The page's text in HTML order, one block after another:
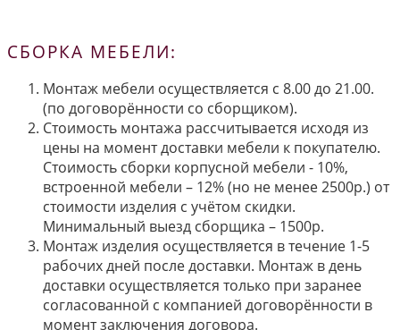
СБОРКА МЕБЕЛИ:
Монтаж мебели осуществляется с 8.00 до 21.00.
(по договорённости со сборщиком).
Стоимость монтажа рассчитывается исходя из
цены на момент доставки мебели к покупателю.
Стоимость сборки корпусной мебели - 10%,
встроенной мебели – 12% (но не менее 2500р.) от
стоимости изделия с учётом скидки.
Минимальный выезд сборщика – 1500р.
Монтаж изделия осуществляется в течение 1-5
рабочих дней после доставки. Монтаж в день
доставки осуществляется только при заранее
согласованной с компанией договорённости в
момент заключения договора.